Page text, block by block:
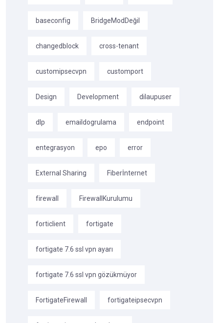
baseconfig BridgeModDeğil
changedblock cross-tenant
customipsecvpn customport
Design Development dilaupuser
dlp emaildogrulama endpoint
entegrasyon epo error
External Sharing Fiberİnternet
firewall FirewallKurulumu
forticlient fortigate
fortigate 7.6 ssl vpn ayarı
fortigate 7.6 ssl vpn gözükmüyor
FortigateFirewall fortigateipsecvpn